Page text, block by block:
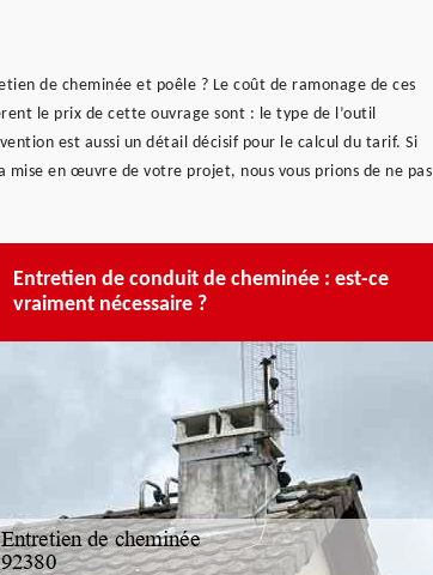
de cheminée et poêle ? Le coût de ramonage de ces
le prix de cette ouvrage sont : le type de l’outil
est aussi un détail décisif pour le calcul du tarif. Si
en œuvre de votre projet, nous vous prions de ne pas
Entretien de conduit de cheminée : est-ce
vraiment nécessaire ?